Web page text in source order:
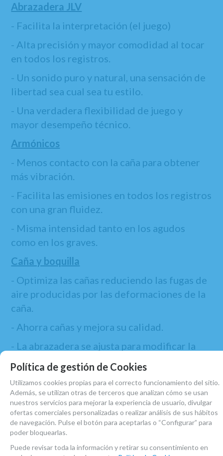
Abrazadera JLV
- Facilita la interpretación (el juego)
- Alta precisión y mayor comodidad al tocar
en todos los registros.
- Un sonido puro y natural, una sensación de
libertad sea cual sea tu estilo.
- Una verdadera flexibilidad de juego y
mayor desempeño técnico.
Armónicos
- Menos contacto con la caña para obtener
más vibración.
- Facilita las emisiones en todos los registros
con una gran fluidez.
- Misma intensidad tanto en los agudos
como en los graves.
Caña y boquilla
- Optimiza las cañas reduciendo las fugas de
aire producidas por las deformaciones de la
caña.
- Ahorra cañas y mejora su calidad.
- La abrazadera se ajusta para modificar la
amplitud acústica.
- Es apta tanto para diestros como para
zurdos.
Es una abrazadera para estudiantes o para
profesionales.
La elección del acabado tiene las siguientes
Política de gestión de Cookies
Utilizamos cookies propias para el correcto funcionamiento del sitio.
Además, se utilizan otras de terceros que analizan cómo se usan
nuestros servicios para mejorar la experiencia de usuario, divulgar
ofertas comerciales personalizadas o realizar análisis de sus hábitos
de navegación. Pulse el botón para aceptarlas o “Configurar” para
poder bloquearlas.
Puede revisar toda la información y retirar su consentimiento en